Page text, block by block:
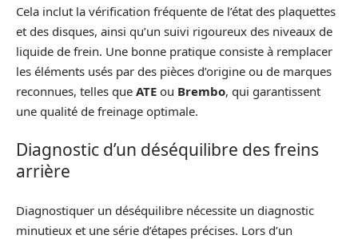
Cela inclut la vérification fréquente de l’état des plaquettes
et des disques, ainsi qu’un suivi rigoureux des niveaux de
liquide de frein. Une bonne pratique consiste à remplacer
les éléments usés par des pièces d’origine ou de marques
reconnues, telles que ATE ou Brembo, qui garantissent
une qualité de freinage optimale.
Diagnostic d’un déséquilibre des freins
arrière
Diagnostiquer un déséquilibre nécessite un diagnostic
minutieux et une série d’étapes précises. Lors d’un